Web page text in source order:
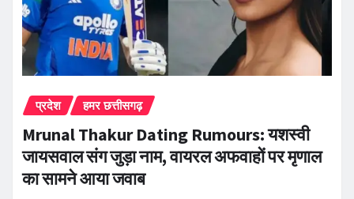
प्रदेश हमर छत्तीसगढ़
Mrunal Thakur Dating Rumours: यशस्वी
जायसवाल संग जुड़ा नाम, वायरल अफवाहों पर मृणाल
का सामने आया जवाब